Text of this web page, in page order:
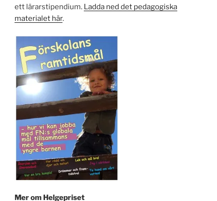
ett lärarstipendium. Ladda ned det pedagogiska
materialet här.
Mer om Helgepriset